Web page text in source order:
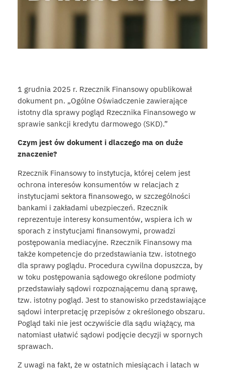
1 grudnia 2025 r. Rzecznik Finansowy opublikował
dokument pn. „Ogólne Oświadczenie zawierające
istotny dla sprawy pogląd Rzecznika Finansowego w
sprawie sankcji kredytu darmowego (SKD).”
Czym jest ów dokument i dlaczego ma on duże
znaczenie?
Rzecznik Finansowy to instytucja, której celem jest
ochrona interesów konsumentów w relacjach z
instytucjami sektora finansowego, w szczególności
bankami i zakładami ubezpieczeń. Rzecznik
reprezentuje interesy konsumentów, wspiera ich w
sporach z instytucjami finansowymi, prowadzi
postępowania mediacyjne. Rzecznik Finansowy ma
także kompetencje do przedstawiania tzw. istotnego
dla sprawy poglądu. Procedura cywilna dopuszcza, by
w toku postępowania sądowego określone podmioty
przedstawiały sądowi rozpoznającemu daną sprawę,
tzw. istotny pogląd. Jest to stanowisko przedstawiające
sądowi interpretację przepisów z określonego obszaru.
Pogląd taki nie jest oczywiście dla sądu wiążący, ma
natomiast ułatwić sądowi podjęcie decyzji w spornych
sprawach.
Z uwagi na fakt, że w ostatnich miesiącach i latach w